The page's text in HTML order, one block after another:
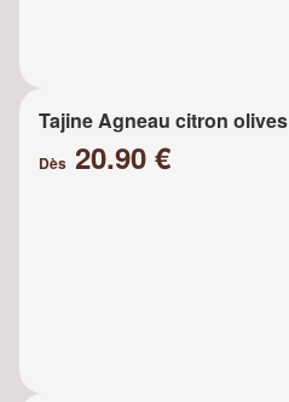
Tajine Agneau citron olives
Dès 20.90 €